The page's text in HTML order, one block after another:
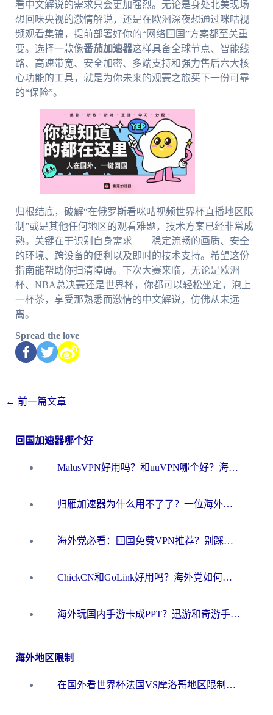
看中文解说的需求只会更加强烈。无论是身处北美现场
想回味央视的激情解说，还是在欧洲深夜想通过咪咕视
频观看集锦，提前部署好你的“网络回国”方案都至关重
要。选择一款像番茄加速器这样具备全球节点、智能线
路、高速带宽、安全加密、多端支持和强力售后六大核
心功能的工具，就是为你未来的观赛之旅买下一份可靠
的“保险”。
归根结底，破解“在俄罗斯看咪咕视频世界杯直播地区限
制”或是其他任何地区的观看难题，技术方案已经非常成
熟。关键在于识别自身需求——稳定流畅的画质、安全
的环境、跨设备的便利以及即时的技术支持。希望这份
指南能帮助你扫清障碍。下次大赛来临，无论是欧洲
杯、NBA总决赛还是世界杯，你都可以轻松坐定，泡上
一杯茶，享受那熟悉而激情的中文解说，仿佛从未远
离。
Spread the love
← 前一篇文章
回国加速器哪个好
MalusVPN好用吗？和uuVPN哪个好？海外党无缝访问国内资源的真实对比与选择指南
归雁加速器为什么用不了了？一位海外游子的真实困惑与技术解答
海外党必看：回国免费VPN推荐？别踩坑！教你选对加速器无缝刷国内资源
ChickCN和GoLink好用吗？海外党如何选对回国加速器
海外玩国内手游卡成PPT？迅游和奇游手游哪个好？一篇讲透回国加速器怎么选
海外地区限制
在国外看世界杯法国VS摩洛哥地区限制？这篇指南让你流畅看中文解说无压力